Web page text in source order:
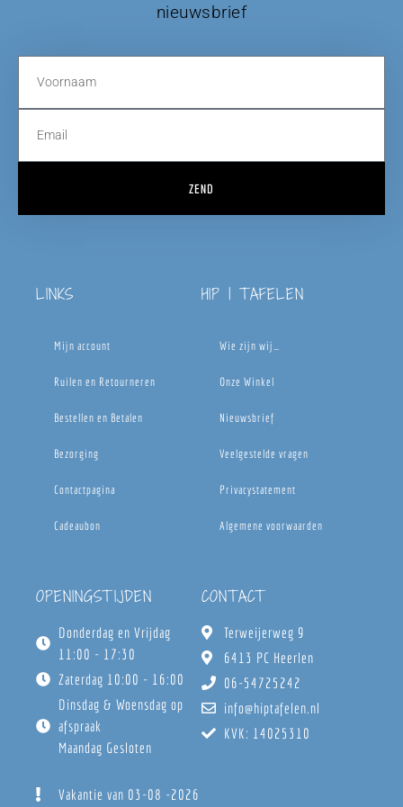
nieuwsbrief
ZEND
LINKS
Mijn account
Ruilen en Retourneren
Bestellen en Betalen
Bezorging
Contactpagina
Cadeaubon
HIP | TAFELEN
Wie zijn wij…
Onze Winkel
Nieuwsbrief
Veelgestelde vragen
Privacystatement
Algemene voorwaarden
OPENINGSTIJDEN
Donderdag en Vrijdag
11:00 - 17:30
Zaterdag 10:00 - 16:00
Dinsdag & Woensdag op
afspraak
Maandag Gesloten
Vakantie van 03-08 -2026
CONTACT
Terweijerweg 9
6413 PC Heerlen
06-54725242
info@hiptafelen.nl
KVK: 14025310